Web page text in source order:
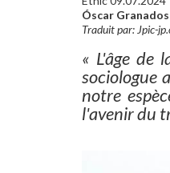
Óscar Granados
Traduit par: Jpic-
« L'âge de
sociologue
notre
l'avenir du